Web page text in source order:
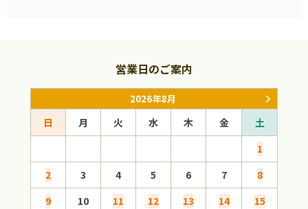
営業日のご案内
2026年8月
日 月 火 水 木 金
土
1
2
3 4 5 6 7
8
9
10 11 12 13 14
15